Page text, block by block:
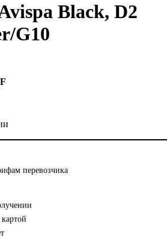
Black, D2
G10
перевозчика